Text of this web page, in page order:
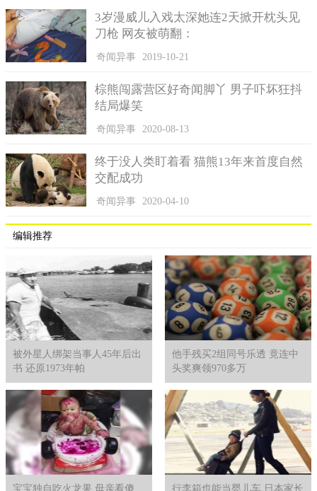
No.2忌讳“13”的国家
对我们来说“13”这个数字再正常不过了，但是在欧洲的一些
美国酒店的13楼都用“12A”来替代，当地居民的门牌号中也没有
13号，在电影院里看不到第13排或者12号的座位，甚至连各种欢
庆活动都不会在13号举行。他们认为，每月的“13”号如果是周五
的话，那么这天就是最“凶险”的。
No.1没有癌症的国家
位于南太平洋的斐济共和国是由332个小岛组成的。这里的人
3岁漫威儿入戏太深她连2天掀开枕头见
刀枪 网友被萌翻：
奇闻异事 2019-10-21
棕熊闯露营区好奇闻脚丫 男子吓坏狂抖
结局爆笑
奇闻异事 2020-08-13
终于没人类盯着看 猫熊13年来首度自然
交配成功
奇闻异事 2020-04-10
编辑推荐
被外星人绑架当事人45年后出
书 还原1973年帕
他手残买2组同号乐透 竟连中
头奖爽领970多万
宝宝独自吃火龙果 母亲看傻 行李箱也能当婴儿车 日本家长